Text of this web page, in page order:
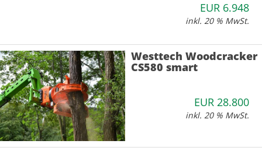
EUR 6.948
inkl. 20 % MwSt.
Westtech Woodcracker
CS580 smart
EUR 28.800
inkl. 20 % MwSt.